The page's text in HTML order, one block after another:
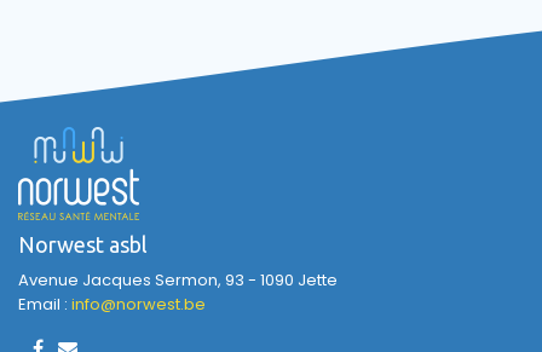
Norwest asbl
Avenue Jacques Sermon, 93 - 1090 Jette
Email : info@norwest.be